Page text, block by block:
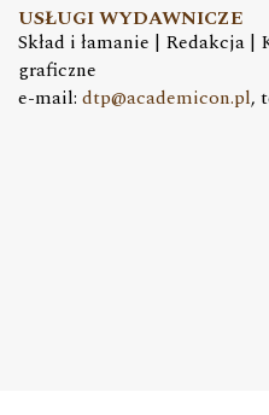
USŁUGI WYDAWNICZE
Skład i łamanie | Redakcja
graficzne
e-mail: dtp@academicon.pl,